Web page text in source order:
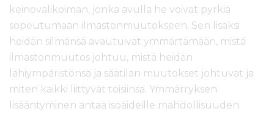
keinovalikoiman, jonka avulla he voivat pyrkiä
sopeutumaan ilmastonmuutokseen. Sen lisäksi
heidän silmänsä avautuivat ymmärtämään, mistä
ilmastonmuutos johtuu, mistä heidän
lähiympäristönsä ja säätilan muutokset johtuvat ja
miten kaikki liittyvät toisiinsa. Ymmärryksen
lisääntyminen antaa isoäideille mahdollisuuden